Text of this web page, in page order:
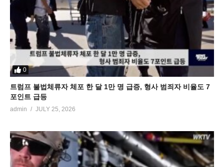
0
트럼프 불법체류자 체포 한 달 1만 명 급증, 형사 범죄자 비율도 7
포인트 급등
admin JULY 25, 2026